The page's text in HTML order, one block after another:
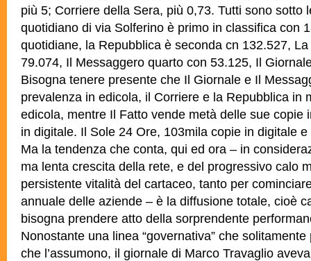
più 5; Corriere della Sera, più 0,73. Tutti sono sotto
quotidiano di via Solferino è primo in classifica con
quotidiane, la Repubblica è seconda cn 132.527,
79.074, Il Messaggero quarto con 53.125, Il
Bisogna tenere presente che Il Giornale e Il
prevalenza in edicola, il Corriere e la Repubblica in
edicola, mentre Il Fatto vende metà delle sue copie
in digitale. Il Sole 24 Ore, 103mila copie in digitale
Ma la tendenza che conta, qui ed ora – in
ma lenta crescita della rete, e del progressivo calo
persistente vitalità del cartaceo, tanto per
annuale delle aziende – è la diffusione totale, cioè
bisogna prendere atto della sorprendente
Nonostante una linea “governativa” che
che l’assumono, il giornale di Marco Travaglio